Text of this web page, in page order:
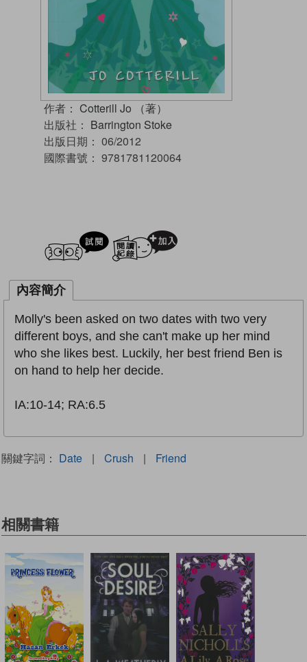
作者： Cotterill Jo （著）
出版社： Barrington Stoke
出版日期： 06/2012
國際書號： 9781781120064
試閲
內容簡介
Molly's been asked on two dates with two very
different boys, and she can't make up her mind
who she likes best. Luckily, her best friend Ben is
on hand to help her decide.
IA:10-14; RA:6.5
關鍵字詞： Date | Crush | Friend
相關書籍